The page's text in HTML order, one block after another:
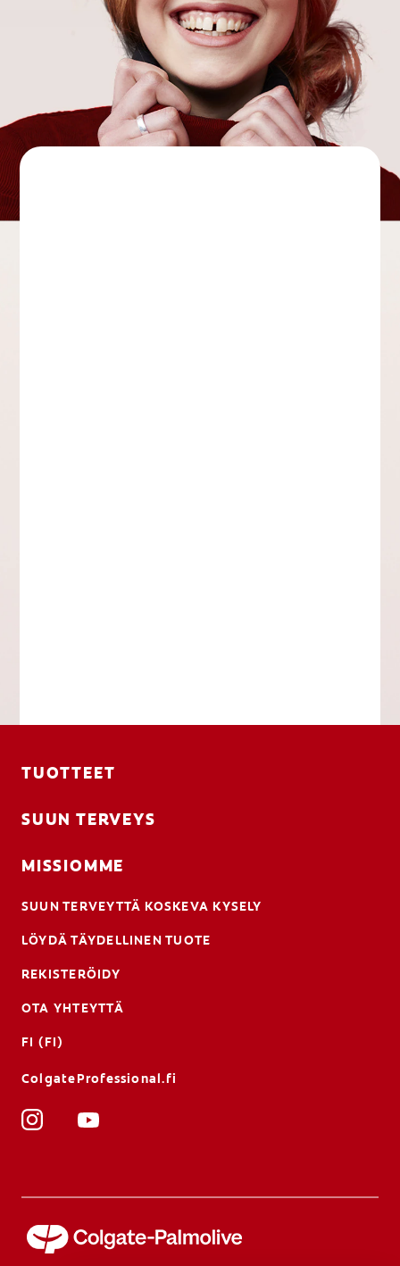
TUOTTEET
SUUN TERVEYS
MISSIOMME
SUUN TERVEYTTÄ KOSKEVA KYSELY
LÖYDÄ TÄYDELLINEN TUOTE
REKISTERÖIDY
OTA YHTEYTTÄ
FI (FI)
ColgateProfessional.fi